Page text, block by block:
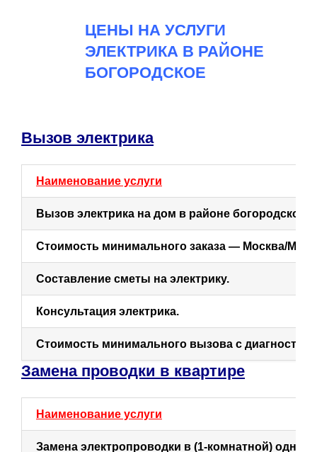
ЦЕНЫ НА УСЛУГИ
ЭЛЕКТРИКА В РАЙОНЕ
БОГОРОДСКОЕ
Вызов электрика
Наименование услуги
Вызов электрика на дом в районе богородское.
Стоимость минимального заказа — Москва/МО.
Составление сметы на электрику.
Консультация электрика.
Стоимость минимального вызова с
Замена проводки в квартире
Наименование услуги
Замена электропроводки в (1-комнатной)